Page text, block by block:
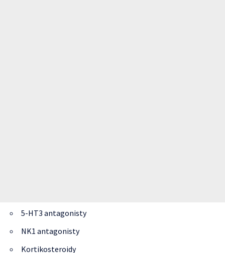
5-HT3 antagonisty
NK1 antagonisty
Kortikosteroidy